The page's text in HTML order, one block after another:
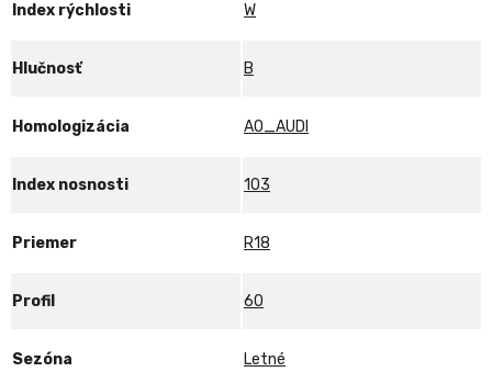
Index rýchlosti W
Hlučnosť B
Homologizácia AO_AUDI
Index nosnosti 103
Priemer R18
Profil 60
Sezóna Letné